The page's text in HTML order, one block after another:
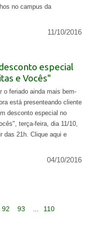
no campus da
11/10/2016
especial
e Vocês"
o feriado ainda mais bem-
está presenteando cliente
desconto especial no
terça-feira, dia 11/10,
das 21h. Clique aqui e
04/10/2016
92 93 ... 110